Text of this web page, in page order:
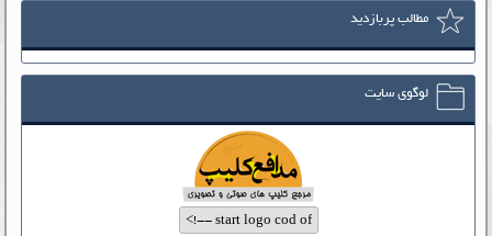
مطالب پربازدید
لوگوی سایت